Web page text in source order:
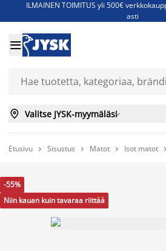
ILMAINEN TOIMITUS yli 500€
asti
Jenkkisänkyjä - Säästä

 Valitse JYSK-myymäläsi
Etusivu  Sisustus  Matot  Isot matot 
-55%
Niin kauan kuin tavaraa riittää